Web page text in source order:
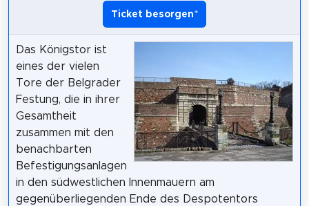
Ticket besorgen*
Das Königstor ist
eines der vielen
Tore der Belgrader
Festung, die in ihrer
Gesamtheit
zusammen mit den
benachbarten
Befestigungsanlagen
in den südwestlichen Innenmauern am
gegenüberliegenden Ende des Despotentors